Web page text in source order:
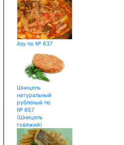
Азу по № 637
Шницель
натуральный
рубленый по
№ 657
(Шницель
говяжий)